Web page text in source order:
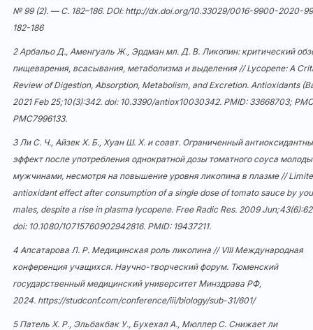
№ 99 (2). — С. 182–186. DOI: http://dx.doi.org/10.33029/0016-9900-2020-
182-186
2 Арбальо Д., Аменгуаль Ж., Эрдман мл. Д. В. Ликопин: критический
пищеварения, всасывания, метаболизма и выделения // Lycopene: A
Review of Digestion, Absorption, Metabolism, and Excretion. Antioxidants
2021 Feb 25;10(3):342. doi: 10.3390/antiox10030342. PMID: 33668703;
PMC7996133.
3 Ли С. Ч., Айзек Х. Б., Хуан Ш. Х. и соавт. Ограниченный
эффект после употребления однократной дозы томатного соуса
мужчинами, несмотря на повышение уровня ликопина в плазме //
antioxidant effect after consumption of a single dose of tomato sauce by
males, despite a rise in plasma lycopene. Free Radic Res. 2009
doi: 10.1080/10715760902942816. PMID: 19437211.
4 Апсатарова Л. Р. Медицинская роль ликопина // VIII Международная
конференция учащихся. Научно-творческий форум. Тюменский
государственный медицинский университет Минздрава РФ,
2024. https://studconf.com/conference/iii/biology/sub-31/601/
5 Патель Х. Р., Эльбакбак У., Бухехал А., Мюллер С. Снижает ли